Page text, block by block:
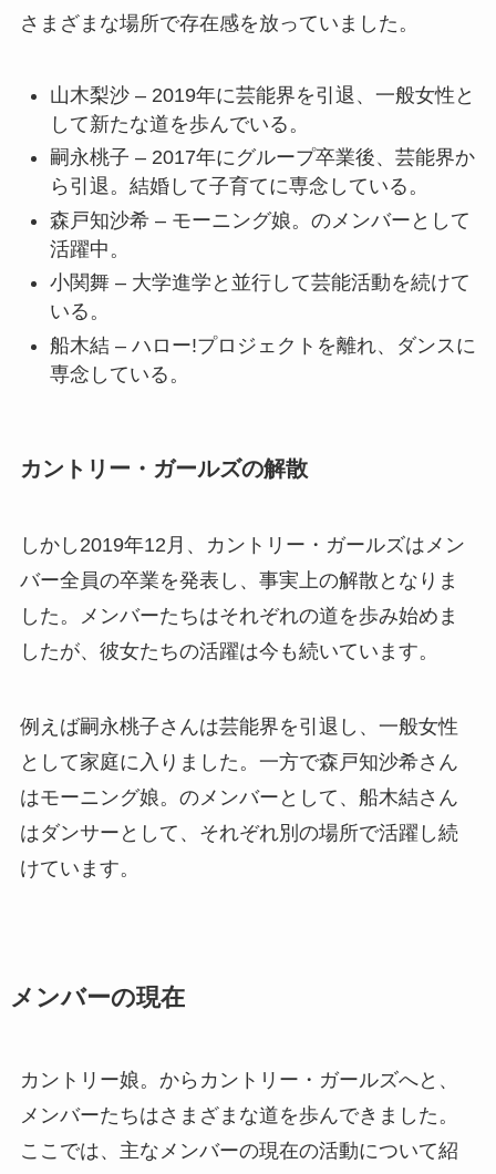
さまざまな場所で存在感を放っていました。
山木梨沙 – 2019年に芸能界を引退、一般女性と
して新たな道を歩んでいる。
嗣永桃子 – 2017年にグループ卒業後、芸能界か
ら引退。結婚して子育てに専念している。
森戸知沙希 – モーニング娘。のメンバーとして
活躍中。
小関舞 – 大学進学と並行して芸能活動を続けて
いる。
船木結 – ハロー!プロジェクトを離れ、ダンスに
専念している。
カントリー・ガールズの解散
しかし2019年12月、カントリー・ガールズはメン
バー全員の卒業を発表し、事実上の解散となりま
した。メンバーたちはそれぞれの道を歩み始めま
したが、彼女たちの活躍は今も続いています。
例えば嗣永桃子さんは芸能界を引退し、一般女性
として家庭に入りました。一方で森戸知沙希さん
はモーニング娘。のメンバーとして、船木結さん
はダンサーとして、それぞれ別の場所で活躍し続
けています。
メンバーの現在
カントリー娘。からカントリー・ガールズへと、
メンバーたちはさまざまな道を歩んできました。
ここでは、主なメンバーの現在の活動について紹